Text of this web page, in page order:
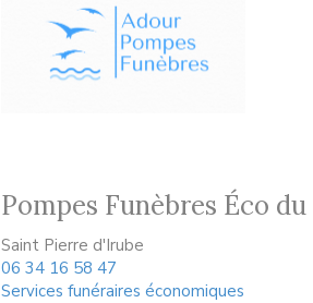
Pompes Funèbres Éco du
Saint Pierre d'Irube
06 34 16 58 47
Services funéraires économiques